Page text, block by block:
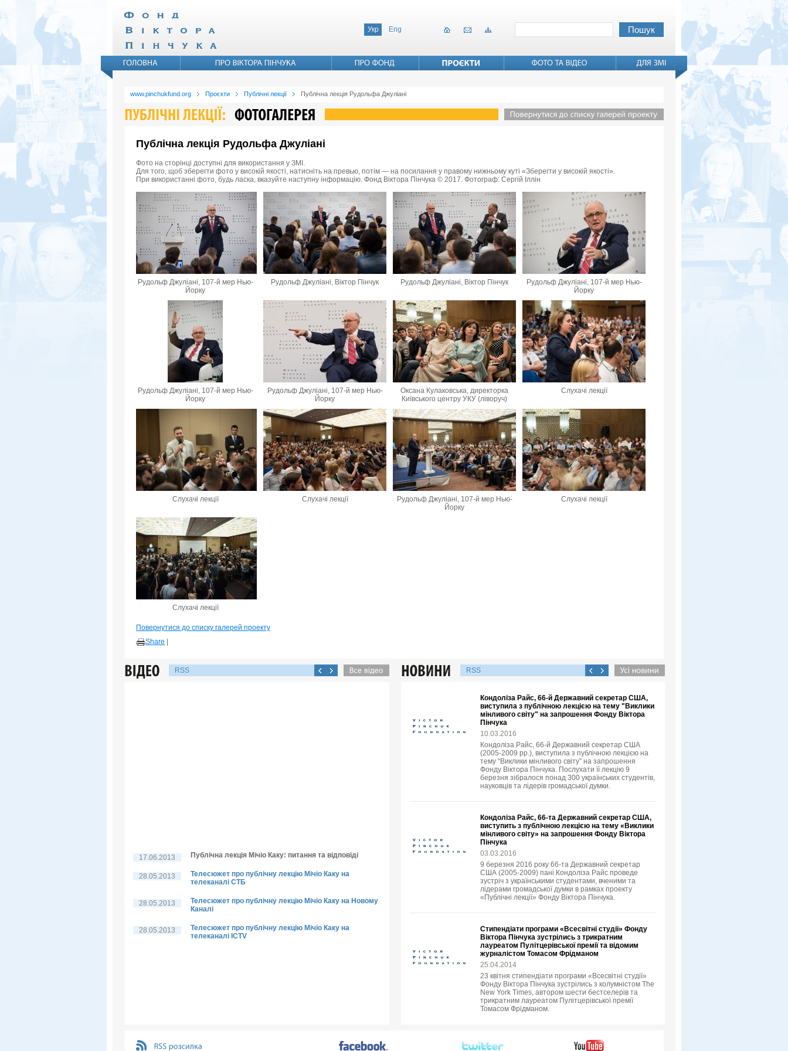
Укр Eng
www.pinchukfund.org Проєкти Публічні лекції Публічна лекція Рудольфа Джуліані
Публічна лекція Рудольфа Джуліані
Фото на сторінці доступні для використання у ЗМІ.
Для того, щоб зберегти фото у високій якості, натисніть на превью, потім — на посилання у правому нижньому куті «Зберегти у високій якості».
При використанні фото, будь ласка, вказуйте наступну інформацію. Фонд Віктора Пінчука © 2017. Фотограф: Сергій Іллін
Рудольф Джуліані, 107-й мер Нью-
Йорку
Рудольф Джуліані, Віктор Пінчук Рудольф Джуліані, Віктор Пінчук
Рудольф Джуліані, 107-й мер Нью-
Йорку
Рудольф Джуліані, 107-й мер Нью-
Йорку
Рудольф Джуліані, 107-й мер Нью-
Йорку
Оксана Кулаковська, директорка
Київського центру УКУ (ліворуч)
Слухачі лекції
Слухачі лекції Слухачі лекції
Рудольф Джуліані, 107-й мер Нью-
Йорку
Слухачі лекції
Слухачі лекції
Повернутися до списку галерей проекту
Share
RSS
17.06.2013 Публічна лекція Мічіо Каку: питання та відповіді
28.05.2013
Телесюжет про публічну лекцію Мічіо Каку на
телеканалі СТБ
28.05.2013
Телесюжет про публічну лекцію Мічіо Каку на Новому
Каналі
28.05.2013
Телесюжет про публічну лекцію Мічіо Каку на
телеканалі ICTV
RSS
Кондоліза Райс, 66-й Державний секретар США,
виступила з публічною лекцією на тему "Виклики
мінливого світу" на запрошення Фонду Віктора
Пінчука
10.03.2016
Кондоліза Райс, 66-й Державний секретар США
(2005-2009 рр.), виступила з публічною лекцією на
тему “Виклики мінливого світу” на запрошення
Фонду Віктора Пінчука. Послухати її лекцію 9
березня зібралося понад 300 українських студентів,
науковців та лідерів громадської думки.
Кондоліза Райс, 66-та Державний секретар США,
виступить з публічною лекцією на тему «Виклики
мінливого світу» на запрошення Фонду Віктора
Пінчука
03.03.2016
9 березня 2016 року 66-та Державний секретар
США (2005-2009) пані Кондоліза Райс проведе
зустріч з українськими студентами, вченими та
лідерами громадської думки в рамках проекту
«Публічні лекції» Фонду Віктора Пінчука.
Стипендіати програми «Всесвітні студії» Фонду
Віктора Пінчука зустрілись з трикратним
лауреатом Пулітцерівської премії та відомим
журналістом Томасом Фрідманом
25.04.2014
23 квітня стипендіати програми «Всесвітні студії»
Фонду Віктора Пінчука зустрілись з колумністом The
New York Times, автором шести бестселерів та
трикратним лауреатом Пулітцерівської премії
Томасом Фрідманом.